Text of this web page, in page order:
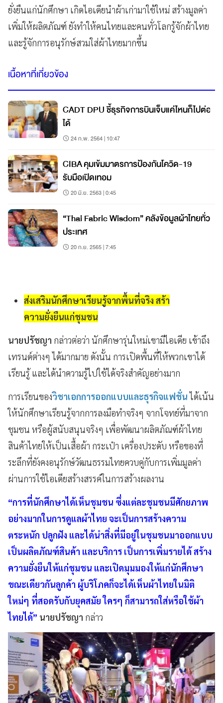
ยั่งยืนแก่นักศึกษา เกิดไอเดียนำผ้าเก่ามาใช้ใหม่ สร้างมูลค่า
เพิ่มให้ผลิตภัณฑ์ ยังทำให้คนไทยและคนทั่วโลกรู้จักผ้าไทย
และรู้จักการอนุรักษ์สวมใส่ผ้าไทยมากขึ้น
เนื้อหาที่เกี่ยวข้อง
CADT DPU ชี้ธุรกิจการบินเจ็บแค่ไหนก็ไปต่อ
ได้
24 ก.พ. 2564 | 10:47
CIBA คุมเข้มมาตรการป้องกันโควิด-19
รับมือเปิดเทอม
20 มิ.ย. 2563 | 0:45
“Thai Fabric Wisdom” คลังข้อมูลผ้าไทยทั่ว
ประเทศ
20 ก.ย. 2565 | 7:45
ส่งเสริมนักศึกษาเรียนรู้จากพื้นที่จริง สร้า
ความยั่งยืนแก่ชุมชน
นายปรัชญา กล่าวต่อว่า นักศึกษารุ่นใหม่เขามีไอเดีย เข้าถึง
เทรนด์ต่างๆ ได้มากมาย ดังนั้น การเปิดพื้นที่ให้พวกเขาได้
เรียนรู้ และได้นำความรู้ไปใช้ได้จริงสำคัญอย่างมาก
การเรียนของวิชาเอกการออกแบบและธุรกิจแฟชั่นได้เน้น
ให้นักศึกษาเรียนรู้จากการลงมือทำจริงๆ จากโจทย์ที่มาจาก
ชุมชน หรือผู้สนับสนุนจริงๆ เพื่อพัฒนาผลิตภัณฑ์ผ้าไทย
สินค้าไทยให้เป็นเสื้อผ้า กระเป๋า เครื่องประดับ หรือของที่
ระลึกที่ยังคงอนุรักษ์วัฒนธรรมไทยควบคู่กับการเพิ่มมูลค่า
ผ่านการใช้ไอเดียสร้างสรรค์ในการสร้างผลงาน
“การที่นักศึกษาได้เห็นชุมชน ซึ่งแต่ละชุมชนมีศักยภาพ
อย่างมากในการดูแลผ้าไทย จะเป็นการสร้างความ
ตระหนัก ปลูกฝัง และได้นำสิ่งที่มีอยู่ในชุมชนมาออกแบบ
เป็นผลิตภัณฑ์สินค้า และบริการ เป็นการเพิ่มรายได้ สร้าง
ความยั่งยืนให้แก่ชุมชน และเปิดมุมมองให้แก่นักศึกษา
ขณะเดียวกันลูกค้า ผู้บริโภคก็จะได้เห็นผ้าไทยในมิติ
ใหม่ๆ ที่สอดรับกับยุคสมัย ใครๆ ก็สามารถใส่หรือใช้ผ้า
ไทยได้” นายปรัชญา กล่าว